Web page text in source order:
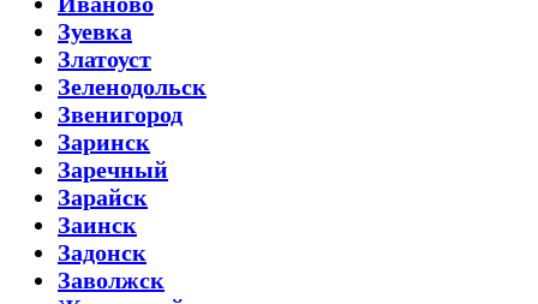
Зуевка
Златоуст
Зеленодольск
Звенигород
Заринск
Заречный
Зарайск
Заинск
Задонск
Заволжск